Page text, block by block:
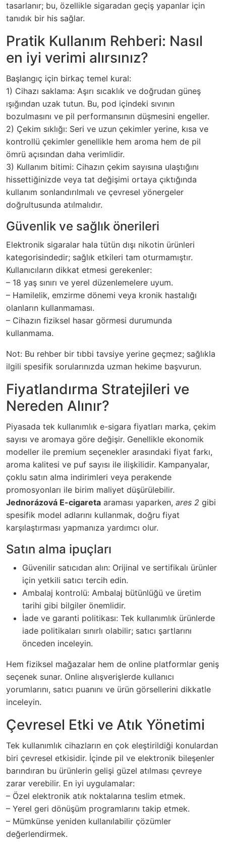
tasarlanır; bu, özellikle sigaradan geçiş yapanlar için
tanıdık bir his sağlar.
Pratik Kullanım Rehberi: Nasıl
en iyi verimi alırsınız?
Başlangıç için birkaç temel kural:
1) Cihazı saklama: Aşırı sıcaklık ve doğrudan güneş
ışığından uzak tutun. Bu, pod içindeki sıvının
bozulmasını ve pil performansının düşmesini engeller.
2) Çekim sıklığı: Seri ve uzun çekimler yerine, kısa ve
kontrollü çekimler genellikle hem aroma hem de pil
ömrü açısından daha verimlidir.
3) Kullanım bitimi: Cihazın çekim sayısına ulaştığını
hissettiğinizde veya tat değişimi ortaya çıktığında
kullanım sonlandırılmalı ve çevresel yönergeler
doğrultusunda atılmalıdır.
Güvenlik ve sağlık önerileri
Elektronik sigaralar hala tütün dışı nikotin ürünleri
kategorisindedir; sağlık etkileri tam oturmamıştır.
Kullanıcıların dikkat etmesi gerekenler:
– 18 yaş sınırı ve yerel düzenlemelere uyum.
– Hamilelik, emzirme dönemi veya kronik hastalığı
olanların kullanmaması.
– Cihazın fiziksel hasar görmesi durumunda
kullanmama.
Not: Bu rehber bir tıbbi tavsiye yerine geçmez; sağlıkla
ilgili spesifik sorularınızda uzman hekime başvurun.
Fiyatlandırma Stratejileri ve
Nereden Alınır?
Piyasada tek kullanımlık e-sigara fiyatları marka, çekim
sayısı ve aromaya göre değişir. Genellikle ekonomik
modeller ile premium seçenekler arasındaki fiyat farkı,
aroma kalitesi ve puf sayısı ile ilişkilidir. Kampanyalar,
çoklu satın alma indirimleri veya perakende
promosyonları ile birim maliyet düşürülebilir.
Jednorázová E-cigareta araması yaparken, ares 2 gibi
spesifik model adlarını kullanmak, doğru fiyat
karşılaştırması yapmanıza yardımcı olur.
Satın alma ipuçları
Güvenilir satıcıdan alın: Orijinal ve sertifikalı ürünler
için yetkili satıcı tercih edin.
Ambalaj kontrolü: Ambalaj bütünlüğü ve üretim
tarihi gibi bilgiler önemlidir.
İade ve garanti politikası: Tek kullanımlık ürünlerde
iade politikaları sınırlı olabilir; satıcı şartlarını
önceden inceleyin.
Hem fiziksel mağazalar hem de online platformlar geniş
seçenek sunar. Online alışverişlerde kullanıcı
yorumlarını, satıcı puanını ve ürün görsellerini dikkatle
inceleyin.
Çevresel Etki ve Atık Yönetimi
Tek kullanımlık cihazların en çok eleştirildiği konulardan
biri çevresel etkisidir. İçinde pil ve elektronik bileşenler
barındıran bu ürünlerin gelişi güzel atılması çevreye
zarar verebilir. En iyi uygulamalar:
– Özel elektronik atık noktalarına teslim etmek.
– Yerel geri dönüşüm programlarını takip etmek.
– Mümkünse yeniden kullanılabilir çözümler
değerlendirmek.